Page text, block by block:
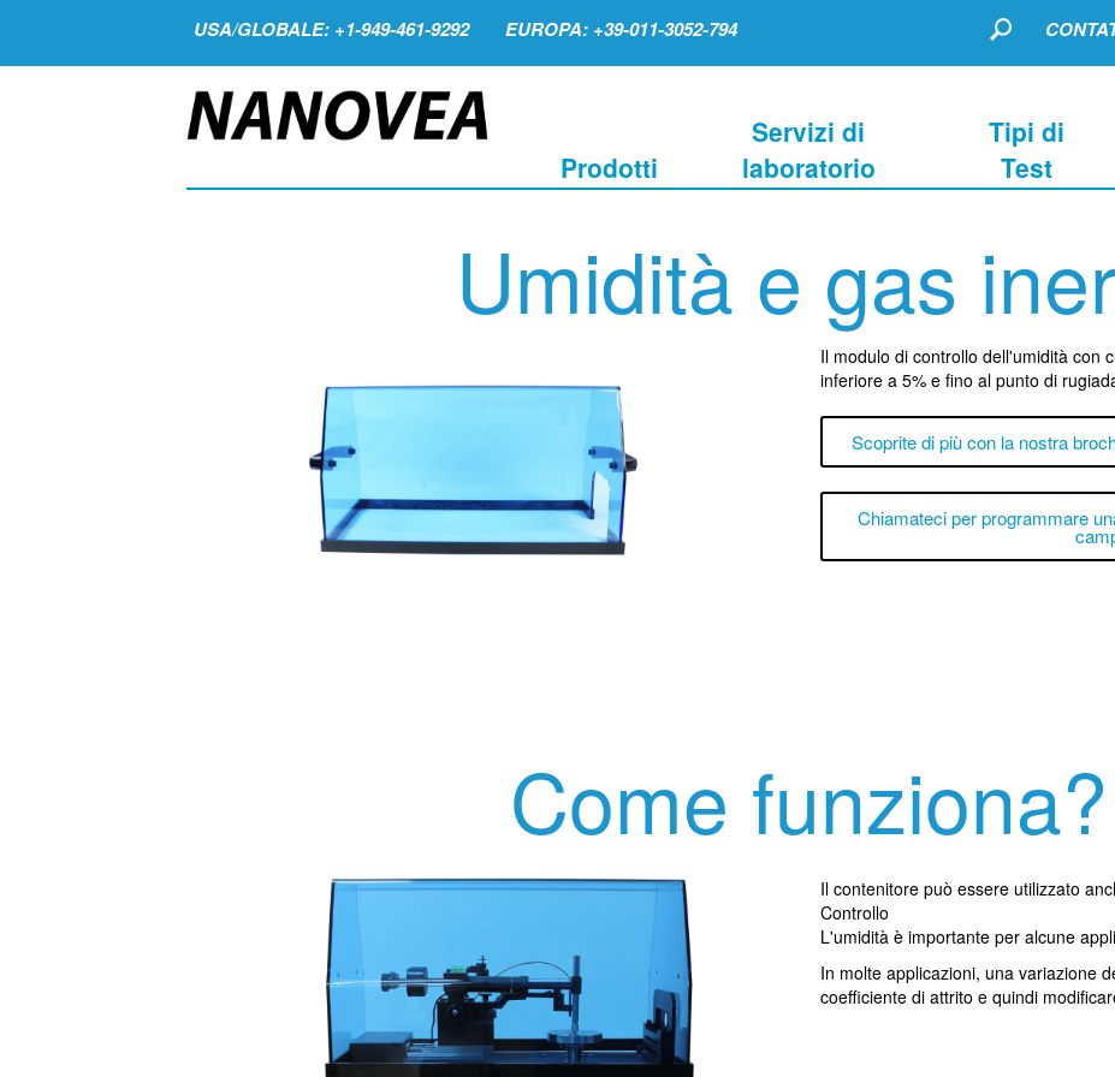
USA/GLOBALE: +1-949-461-9292 EUROPA: +39-011-3052-794
Prodotti
Servizi di
laboratorio
Tipi di
Test
Umidità e gas
Il modulo di controllo dell'umidità con
inferiore a 5% e fino al punto di
Scoprite di più con la nostra
Chiamateci per programmare
Come funziona?
Il contenitore può essere utilizzato
Controllo
L'umidità è importante per alcune
In molte applicazioni, una variazione
coefficiente di attrito e quindi